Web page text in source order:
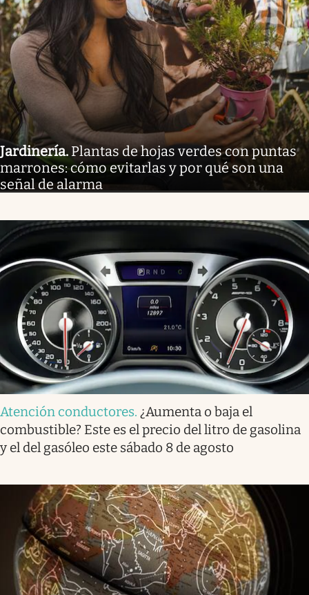
Jardinería. Plantas de hojas verdes con puntas
marrones: cómo evitarlas y por qué son una
señal de alarma
Atención conductores. ¿Aumenta o baja el
combustible? Este es el precio del litro de gasolina
y el del gasóleo este sábado 8 de agosto